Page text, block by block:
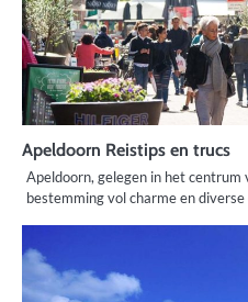
Apeldoorn Reistips en trucs
Apeldoorn, gelegen in het
bestemming vol charme en